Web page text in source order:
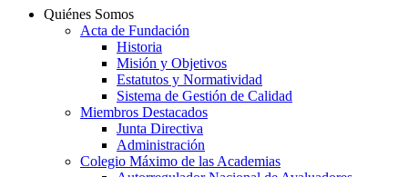
Quiénes Somos
Acta de Fundación
Historia
Misión y Objetivos
Estatutos y Normatividad
Sistema de Gestión de Calidad
Miembros Destacados
Junta Directiva
Administración
Colegio Máximo de las Academias